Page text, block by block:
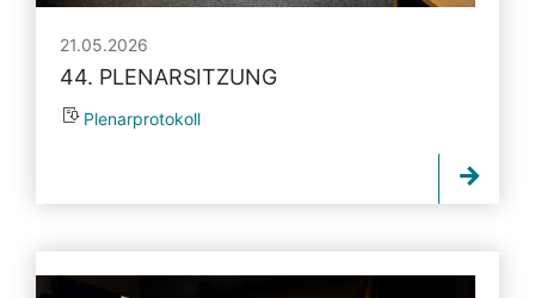
21.05.2026
44. PLENARSITZUNG
Plenarprotokoll